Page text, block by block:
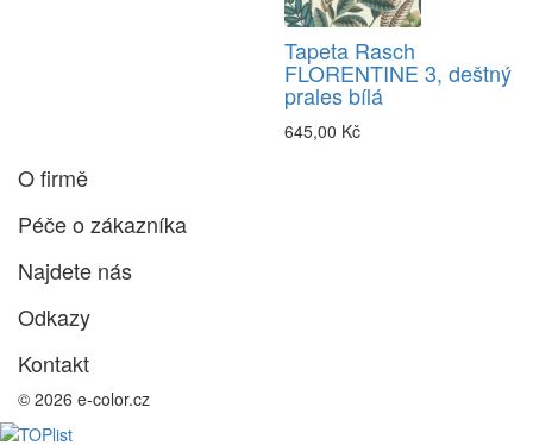
Tapeta Rasch
FLORENTINE 3, deštný
prales bílá
645,00 Kč
O firmě
Péče o zákazníka
Najdete nás
Odkazy
Kontakt
© 2026 e-color.cz